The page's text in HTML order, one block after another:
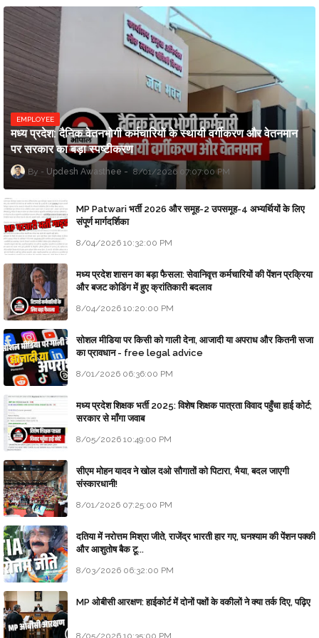
EMPLOYEE
मध्य प्रदेश: दैनिक वेतनभोगी कर्मचारियों के स्थायी वर्गीकरण और वेतनमान
पर सरकार का बड़ा स्पष्टीकरण
Updesh Awasthee 8/01/2026 07:07:00 PM
MP Patwari भर्ती 2026 और समूह-2 उपसमूह-4 अभ्यर्थियों के लिए
संपूर्ण मार्गदर्शिका
8/04/2026 10:32:00 PM
मध्य प्रदेश शासन का बड़ा फैसला: सेवानिवृत्त कर्मचारियों की पेंशन प्रक्रिया
और बजट कोडिंग में हुए क्रांतिकारी बदलाव
8/04/2026 10:20:00 PM
सोशल मीडिया पर किसी को गाली देना, आजादी या अपराध और कितनी सजा
का प्रावधान - free legal advice
8/01/2026 06:36:00 PM
मध्य प्रदेश शिक्षक भर्ती 2025: विशेष शिक्षक पात्रता विवाद पहुँचा हाई कोर्ट;
सरकार से माँगा जवाब
8/05/2026 10:49:00 PM
सीएम मोहन यादव ने खोल दओ सौगातों को पिटारा, भैया, बदल जाएगी
संस्कारधानी!
8/01/2026 07:25:00 PM
दतिया में नरोत्तम मिश्रा जीते, राजेंद्र भारती हार गए, घनश्याम की पेंशन पक्की
और आशुतोष बैक टू...
8/03/2026 06:32:00 PM
MP ओबीसी आरक्षण: हाईकोर्ट में दोनों पक्षों के वकीलों ने क्या तर्क दिए, पढ़िए